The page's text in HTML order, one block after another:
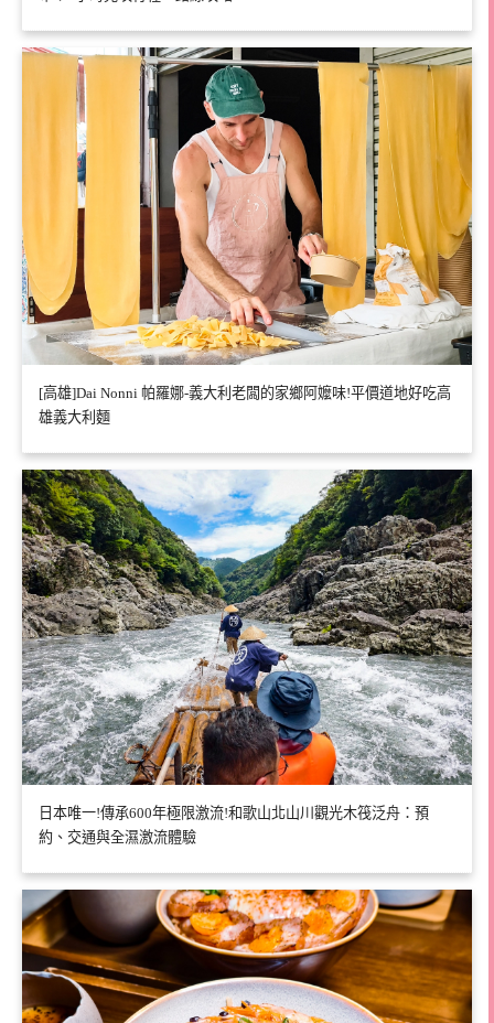
[高雄]Dai Nonni 帕羅娜-義大利老闆的家鄉阿嬤味!平價道地好吃高
雄義大利麵
日本唯一!傳承600年極限激流!和歌山北山川觀光木筏泛舟：預
約、交通與全濕激流體驗